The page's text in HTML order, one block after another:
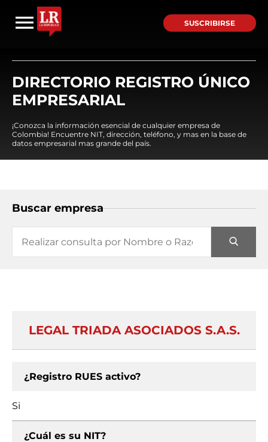
SUSCRIBIRSE
DIRECTORIO REGISTRO ÚNICO
EMPRESARIAL
¡Conozca la información esencial de cualquier empresa de
Colombia! Encuentre NIT, dirección, teléfono, y mas en la base de
datos empresarial mas grande del país.
Buscar empresa
LEGAL TRIADA ASOCIADOS S.A.S.
¿Registro RUES activo?
Si
¿Cuál es su NIT?